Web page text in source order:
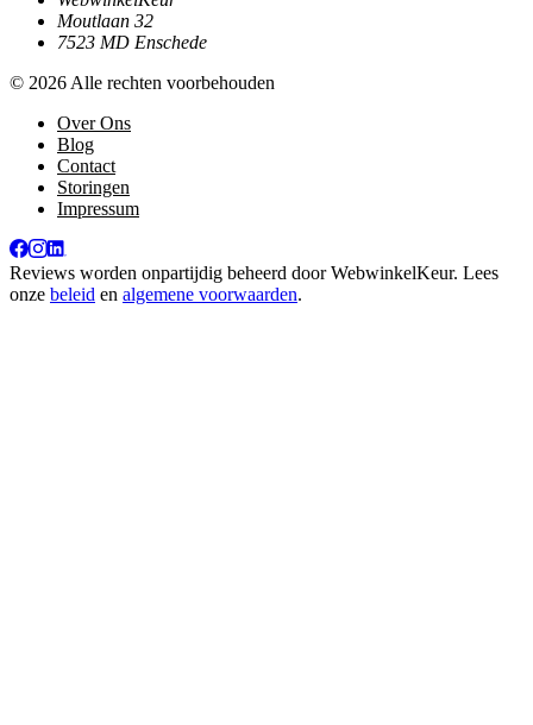
Moutlaan 32
7523 MD Enschede
© 2026 Alle rechten voorbehouden
Over Ons
Blog
Contact
Storingen
Impressum
Reviews worden onpartijdig beheerd doorWebwinkelKeur. Lees
onze beleid en algemene voorwaarden.